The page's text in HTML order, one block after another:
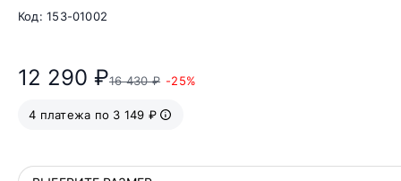
Код: 153-01002
12 290 ₽16 430 ₽ -25%
4 платежа по 3 149 ₽